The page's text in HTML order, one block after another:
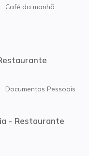
Café da manhã
Documentos Pessoais
- Restaurante